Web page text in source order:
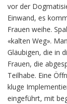
vor der
Einwand, es
Frauen weihe.
«kalten Weg».
Gläubigen, die in
Frauen, die
Teilhabe. Eine
kluge
eingeführt, mit